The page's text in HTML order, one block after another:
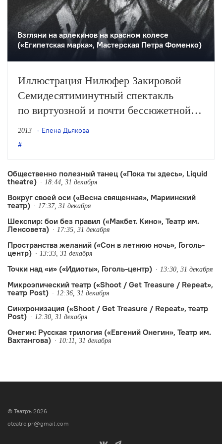
Взгляни на арлекинов на красном колесе
(«Египетская марка», Мастерская Петра Фоменко)
Иллюстрация Нилюфер Закировой
Семидесятиминутный спектакль
по виртуозной и почти бессюжетной
повести Мандельштама идет на старой
— широкофокусной и притемненной
«в рамках вечера проб и ошибок»
(из таких лабораторных работ театра
выросли спектакли «Он был
«Рыжий»). Имя постановщика
обозначено застенчиво: «Автор…
2013 Елена Дьякова
Общественно полезный танец («Пока ты здесь», Liquid
theatre)
18:44, 31 декабря
Вокруг своей оси («Весна священная», Мариинский
театр)
17:37, 31 декабря
Шекспир: бои без правил («Макбет. Кино», Театр им.
Ленсовета)
17:35, 31 декабря
Пространства желаний («Сон в летнюю ночь», Гоголь-
центр)
13:33, 31 декабря
Точки над «и» («Идиоты», Гоголь-центр) 13:30, 31 декабря
Микроэпический театр («Shoot / Get Treasure / Repeat»,
театр Post)
12:36, 31 декабря
Синхронизация («Shoot / Get Treasure / Repeat», театр
Post)
12:30, 31 декабря
Онегин: Русская трилогия («Евгений Онегин», Театр им.
Вахтангова)
10:11, 31 декабря
© Театръ 2026
oteatre.pr@gmail.com